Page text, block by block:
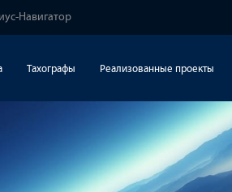
Навигатор
Тахографы Реализованные проекты